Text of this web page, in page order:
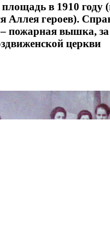
в 1910 году
Аллея героев).
– пожарная вышка,
церкви